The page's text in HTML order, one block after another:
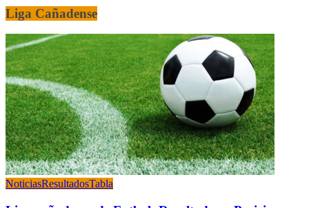
Liga Cañadense
NoticiasResultadosTabla